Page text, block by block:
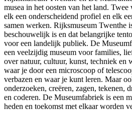
musea in het oosten van het land. Twee
elk een onderscheidend profiel en elk
samen werken. Rijksmuseum Twenthe
beschouwelijk is en dat belangrijke
voor een landelijk publiek. De
een veelzijdig museum voor families,
over natuur, cultuur, kunst, techniek en
waar je door een microscoop of
verbazen en waar je kunt leren. Maar
onderzoeken, creëren, zagen, tekenen,
en coderen. De Museumfabriek is een
heden en toekomst met elkaar worden